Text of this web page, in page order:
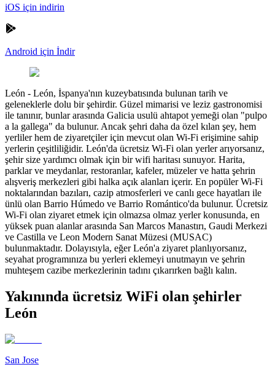
iOS için indirin
Android için İndir
León - León, İspanya'nın kuzeybatısında bulunan tarih ve
geleneklerle dolu bir şehirdir. Güzel mimarisi ve leziz gastronomisi
ile tanınır, bunlar arasında Galicia usulü ahtapot yemeği olan "pulpo
a la gallega" da bulunur. Ancak şehri daha da özel kılan şey, hem
yerliler hem de ziyaretçiler için mevcut olan Wi-Fi erişimine sahip
yerlerin çeşitliliğidir. León'da ücretsiz Wi-Fi olan yerler arıyorsanız,
şehir size yardımcı olmak için bir wifi haritası sunuyor. Harita,
parklar ve meydanlar, restoranlar, kafeler, müzeler ve hatta şehrin
alışveriş merkezleri gibi halka açık alanları içerir. En popüler Wi-Fi
noktalarından bazıları, cazip atmosferleri ve canlı gece hayatları ile
ünlü olan Barrio Húmedo ve Barrio Romántico'da bulunur. Ücretsiz
Wi-Fi olan ziyaret etmek için olmazsa olmaz yerler konusunda, en
yüksek puan alanlar arasında San Marcos Manastırı, Gaudi Merkezi
ve Castilla ve Leon Modern Sanat Müzesi (MUSAC)
bulunmaktadır. Dolayısıyla, eğer León'a ziyaret planlıyorsanız,
seyahat programınıza bu yerleri eklemeyi unutmayın ve şehrin
muhteşem cazibe merkezlerinin tadını çıkarırken bağlı kalın.
Yakınında ücretsiz WiFi olan şehirler
León
San Jose